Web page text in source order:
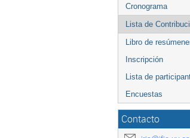
Cronograma
Lista de
Libro de
Inscripción
Lista de
Encuestas
Contacto